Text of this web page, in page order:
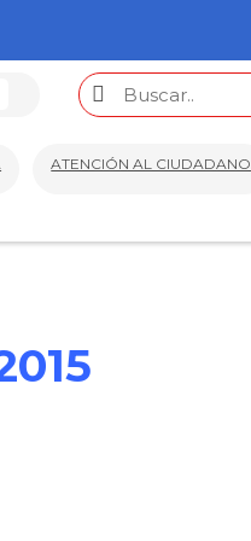
ATENCIÓN AL CIUDADANO